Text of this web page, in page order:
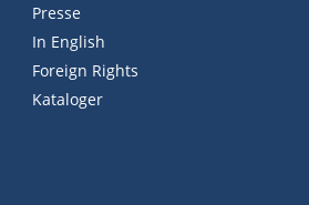
Presse
In English
Foreign Rights
Kataloger